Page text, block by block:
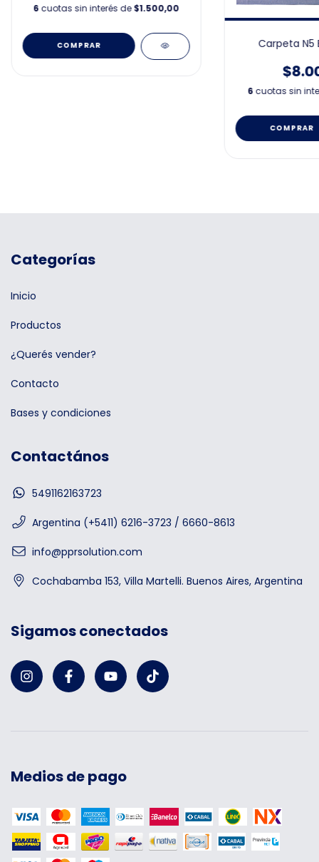
6 cuotas sin interés de$1.500,00
Carpeta N5
6 cuotas sin
Categorías
Inicio
Productos
¿Querés vender?
Contacto
Bases y condiciones
Contactános
5491162163723
Argentina (+5411) 6216-3723 / 6660-8613
info@pprsolution.com
Cochabamba 153, Villa Martelli. Buenos Aires, Argentina
Sigamos conectados
Medios de pago